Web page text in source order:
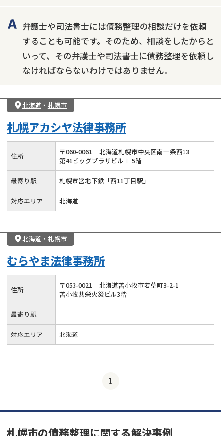
弁護士や司法書士には債務整理の相談だけを依頼
することも可能です。そのため、相談をしたからと
いって、その弁護士や司法書士に債務整理を依頼し
なければならないわけではありません。
北海道 ・ 札幌市
札幌アカシヤ法律事務所
住所 〒060-0061
北海道札幌市中央区南一条西13
第41ビッグプラザビルⅠ 5階
最寄り駅 札幌市営地下鉄「西11丁目駅」
対応エリア 北海道
北海道 ・ 札幌市
むらやま法律事務所
住所 〒053-0021
北海道苫小牧市若草町3-2-1
苫小牧共栄火災ビル3階
最寄り駅
対応エリア 北海道
1
札幌市の債務整理に関する解決事例